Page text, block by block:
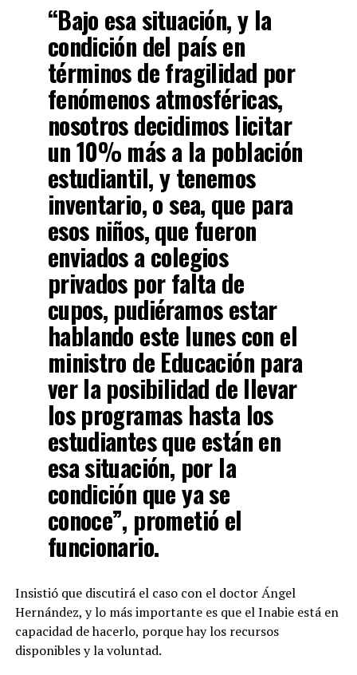
“Bajo esa situación, y la
condición del país en
términos de fragilidad por
fenómenos atmosféricas,
nosotros decidimos licitar
un 10% más a la población
estudiantil, y tenemos
inventario, o sea, que para
esos niños, que fueron
enviados a colegios
privados por falta de
cupos, pudiéramos estar
hablando este lunes con el
ministro de Educación para
ver la posibilidad de llevar
los programas hasta los
estudiantes que están en
esa situación, por la
condición que ya se
conoce”, prometió el
funcionario.
Insistió que discutirá el caso con el doctor Ángel
Hernández, y lo más importante es que el Inabie está en
capacidad de hacerlo, porque hay los recursos
disponibles y la voluntad.